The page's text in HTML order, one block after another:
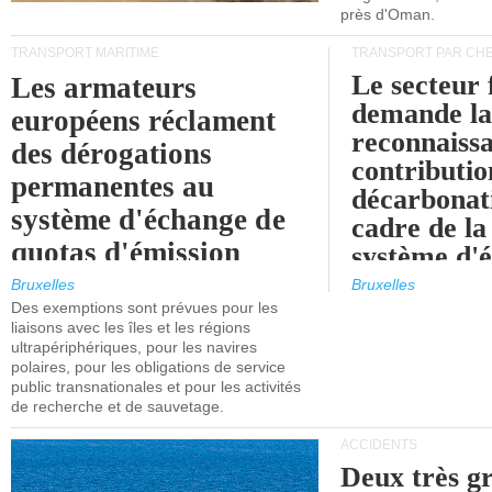
près d'Oman.
TRANSPORT MARITIME
Les armateurs
européens réclament
des dérogations
permanentes au
système d'échange de
quotas d'émission
maritimes de l'UE
après 2030.
Bruxelles
Des exemptions sont prévues pour les
liaisons avec les îles et les régions
ultrapériphériques, pour les navires
polaires, pour les obligations de service
public transnationales et pour les activités
de recherche et de sauvetage.
TRANSPORT PAR
Le
demande la
cadre de
système
quotas
Bruxelles
ACCIDENTS
Deux très